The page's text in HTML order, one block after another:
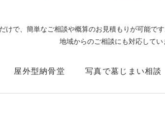
けで、簡単なご相談や概算のお見積もりが可能で
地域からのご相談にも対応してい
屋外型納骨堂 写真で墓じまい相談